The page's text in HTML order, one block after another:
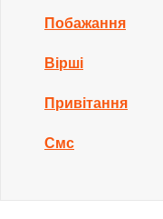
Побажання
Вірші
Привітання
Смс